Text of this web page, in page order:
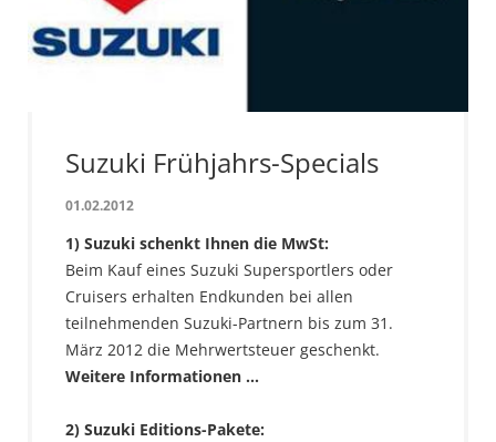
Suzuki Frühjahrs-Specials
01.02.2012
1) Suzuki schenkt Ihnen die MwSt:
Beim Kauf eines Suzuki Supersportlers oder
Cruisers erhalten Endkunden bei allen
teilnehmenden Suzuki-Partnern bis zum 31.
März 2012 die Mehrwertsteuer geschenkt.
Weitere Informationen ...
2) Suzuki Editions-Pakete: